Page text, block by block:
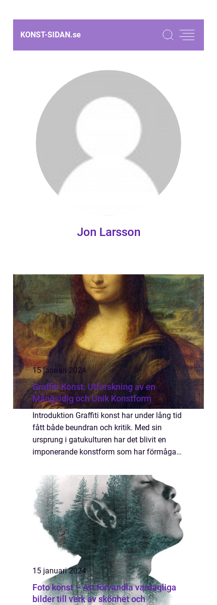
KONST-SIDAN.se
Jon Larsson
15 januari 2024
Graffiti Konst: Utforskning av en
Mångsidig och Unik Konstform
Introduktion Graffiti konst har under lång tid
fått både beundran och kritik. Med sin
ursprung i gatukulturen har det blivit en
imponerande konstform som har förmågan
Denna artikel tar en djupgående titt på g...
15 januari 2024
Foto konst – Att förvandla vardagliga
bilder till verk av skönhet och